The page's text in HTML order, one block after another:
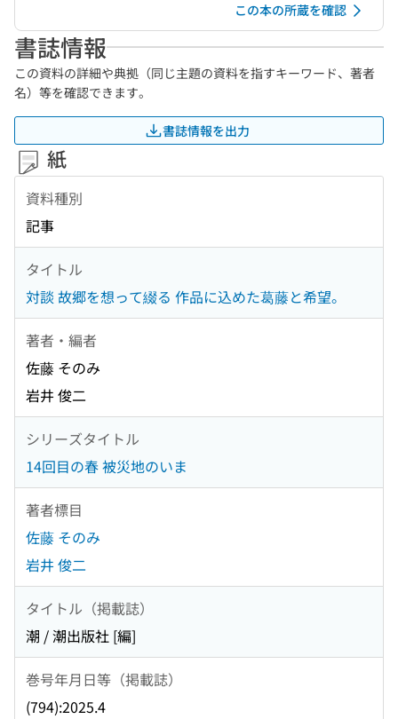
この本の所蔵を確認
書誌情報
この資料の詳細や典拠（同じ主題の資料を指すキーワード、著者
名）等を確認できます。
書誌情報を出力
紙
資料種別
記事
タイトル
対談 故郷を想って綴る 作品に込めた葛藤と希望。
著者・編者
佐藤 そのみ
岩井 俊二
シリーズタイトル
14回目の春 被災地のいま
著者標目
佐藤 そのみ
岩井 俊二
タイトル（掲載誌）
潮 / 潮出版社 [編]
巻号年月日等（掲載誌）
(794):2025.4